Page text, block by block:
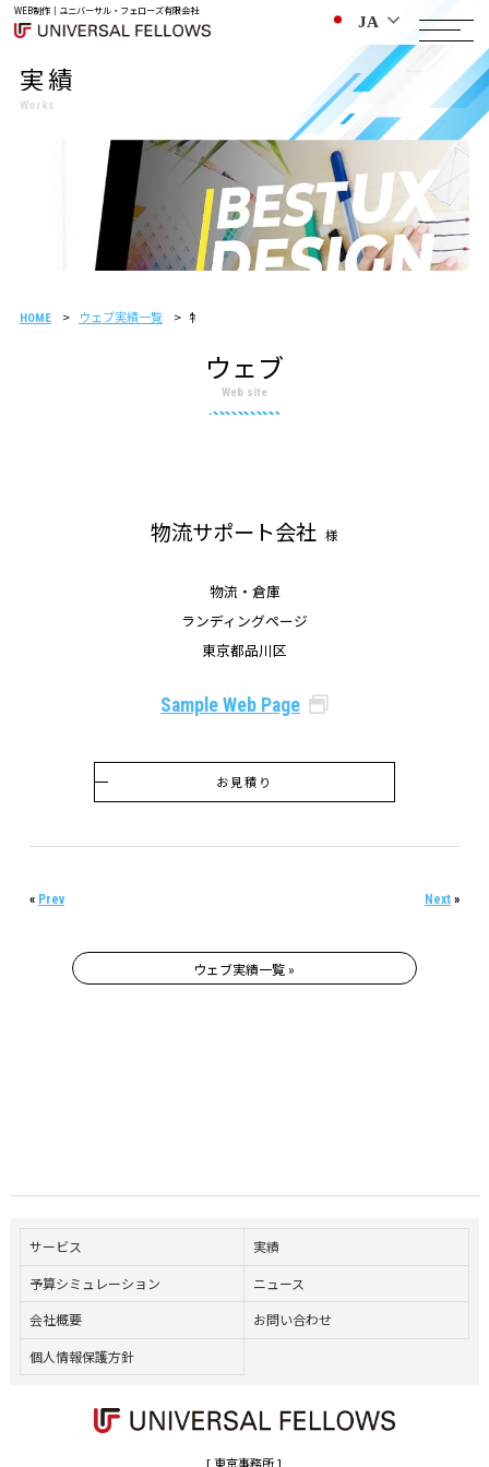
WEB制作｜ユニバーサル・フェローズ有限会社
実績
Works
HOME ウェブ実績一覧 物流サポート会社様 制作事例
ウェブ
Web site
物流サポート会社 様
物流・倉庫
ランディングページ
東京都品川区
Sample Web Page
お見積り
« Prev Next »
ウェブ実績一覧 »
サービス
実績
予算シミュレーション
ニュース
会社概要
お問い合わせ
個人情報保護方針
[ 東京事務所 ]
JA